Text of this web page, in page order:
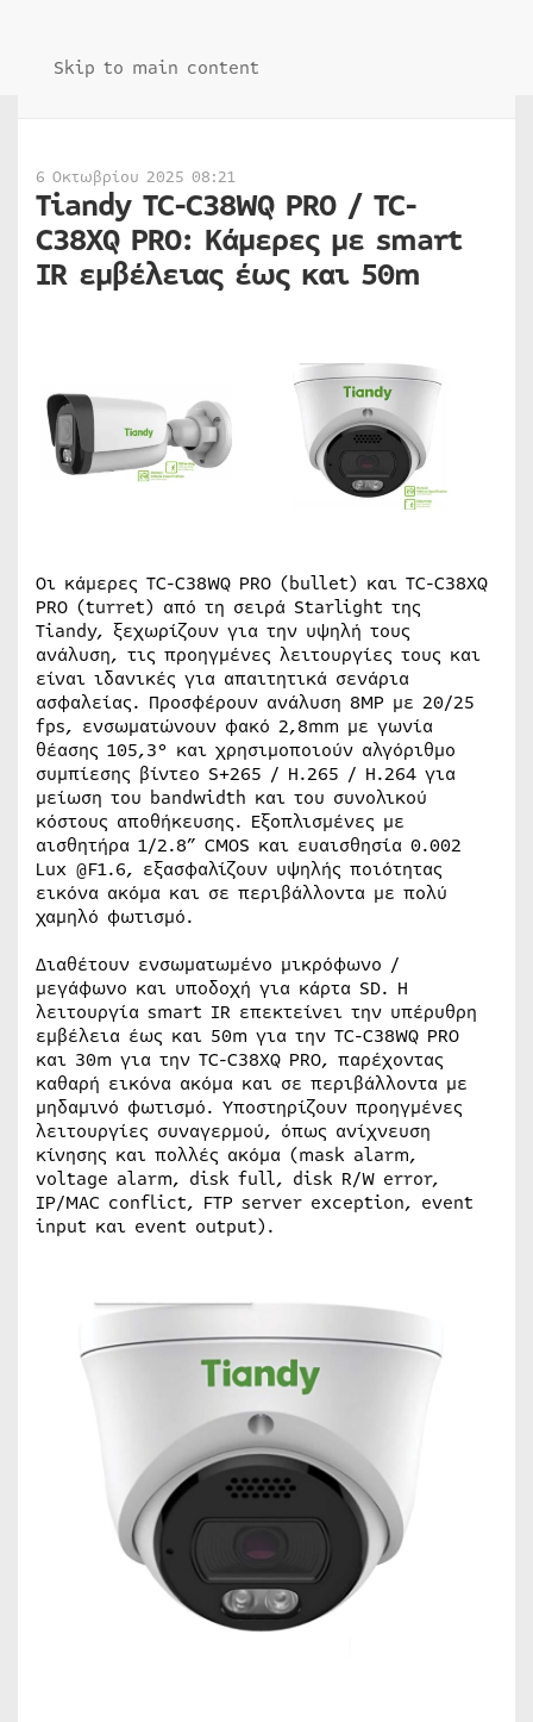
Skip to main content
6 Οκτωβρίου 2025 08:21
Tiandy TC-C38WQ PRO / TC-
C38XQ PRO: Κάμερες με smart
IR εμβέλειας έως και 50m
Οι κάμερες TC-C38WQ PRO (bullet) και TC-C38XQ
PRO (turret) από τη σειρά Starlight της
Tiandy, ξεχωρίζουν για την υψηλή τους
ανάλυση, τις προηγμένες λειτουργίες τους και
είναι ιδανικές για απαιτητικά σενάρια
ασφαλείας. Προσφέρουν ανάλυση 8MP με 20/25
fps, ενσωματώνουν φακό 2,8mm με γωνία
θέασης 105,3° και χρησιμοποιούν αλγόριθμο
συμπίεσης βίντεο S+265 / H.265 / H.264 για
μείωση του bandwidth και του συνολικού
κόστους αποθήκευσης. Εξοπλισμένες με
αισθητήρα 1/2.8” CMOS και ευαισθησία 0.002
Lux @F1.6, εξασφαλίζουν υψηλής ποιότητας
εικόνα ακόμα και σε περιβάλλοντα με πολύ
χαμηλό φωτισμό.
Διαθέτουν ενσωματωμένο μικρόφωνο /
μεγάφωνο και υποδοχή για κάρτα SD. Η
λειτουργία smart IR επεκτείνει την υπέρυθρη
εμβέλεια έως και 50m για την TC-C38WQ PRO
και 30m για την TC-C38XQ PRO, παρέχοντας
καθαρή εικόνα ακόμα και σε περιβάλλοντα με
μηδαμινό φωτισμό. Υποστηρίζουν προηγμένες
λειτουργίες συναγερμού, όπως ανίχνευση
κίνησης και πολλές ακόμα (mask alarm,
voltage alarm, disk full, disk R/W error,
IP/MAC conflict, FTP server exception, event
input και event output).